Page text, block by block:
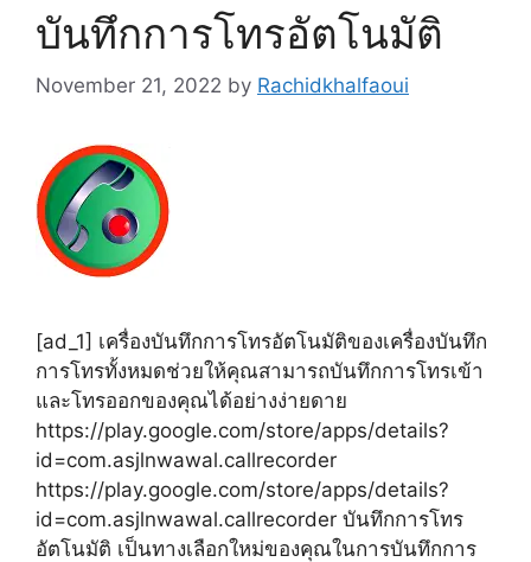
บันทึกการโทรอัตโนมัติ
November 21, 2022 by Rachidkhalfaoui
[ad_1] เครื่องบันทึกการโทรอัตโนมัติของเครื่องบันทึก
การโทรทั้งหมดช่วยให้คุณสามารถบันทึกการโทรเข้า
และโทรออกของคุณได้อย่างง่ายดาย
https://play.google.com/store/apps/details?
id=com.asjlnwawal.callrecorder
https://play.google.com/store/apps/details?
id=com.asjlnwawal.callrecorder บันทึกการโทร
อัตโนมัติ เป็นทางเลือกใหม่ของคุณในการบันทึกการ